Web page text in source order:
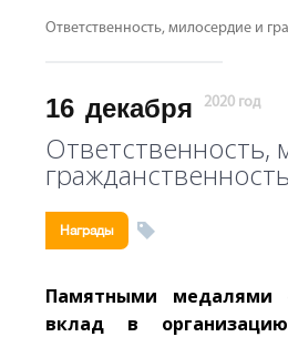
Ответственность, милосердие и
16 декабря 2020 год
Ответственность,
гражданственность
Награды
Памятными медалями
вклад в